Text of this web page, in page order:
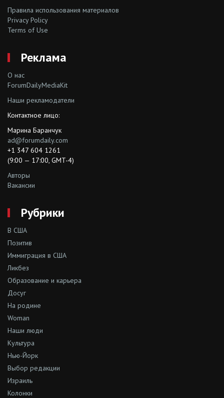
Правила использования материалов
Privacy Policy
Terms of Use
Реклама
О нас
ForumDailyMediaKit
Наши рекламодатели
Контактное лицо:
Марина Баранчук
ad@forumdaily.com
+1 347 604 1261
(9:00 — 17:00, GMT-4)
Авторы
Вакансии
Рубрики
В США
Позитив
Иммиграция в США
Ликбез
Образование и карьера
Досуг
На родине
Woman
Наши люди
Культура
Нью-Йорк
Выбор редакции
Израиль
Колонки